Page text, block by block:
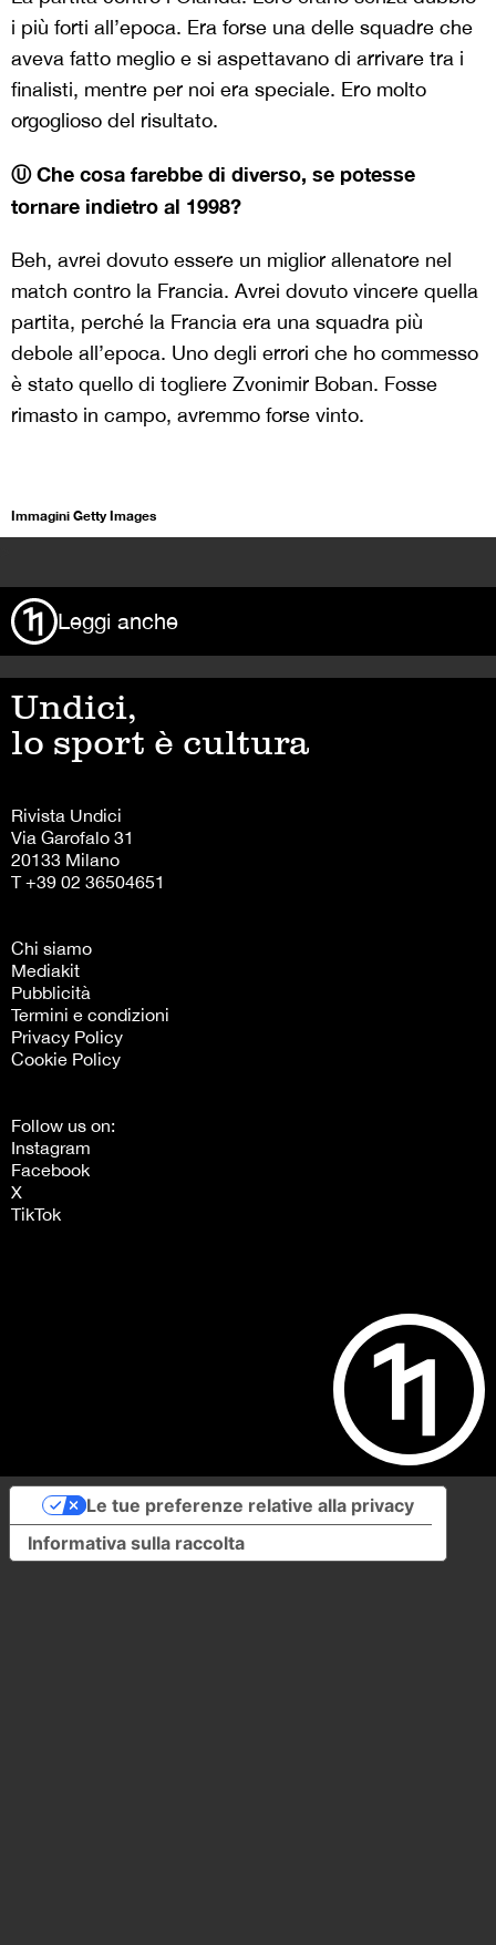
i più forti all’epoca. Era forse una delle squadre che
aveva fatto meglio e si aspettavano di arrivare tra i
finalisti, mentre per noi era speciale. Ero molto
orgoglioso del risultato.
Ⓤ Che cosa farebbe di diverso, se potesse
tornare indietro al 1998?
Beh, avrei dovuto essere un miglior allenatore nel
match contro la Francia. Avrei dovuto vincere quella
partita, perché la Francia era una squadra più
debole all’epoca. Uno degli errori che ho commesso
è stato quello di togliere Zvonimir Boban. Fosse
rimasto in campo, avremmo forse vinto.
Immagini Getty Images
Leggi anche
Undici,
lo sport è cultura
Rivista Undici
Via Garofalo 31
20133 Milano
T +39 02 36504651
Chi siamo
Mediakit
Pubblicità
Termini e condizioni
Privacy Policy
Cookie Policy
Follow us on:
Instagram
Facebook
X
TikTok
Informativa sulla raccolta
Le tue preferenze relative alla privacy